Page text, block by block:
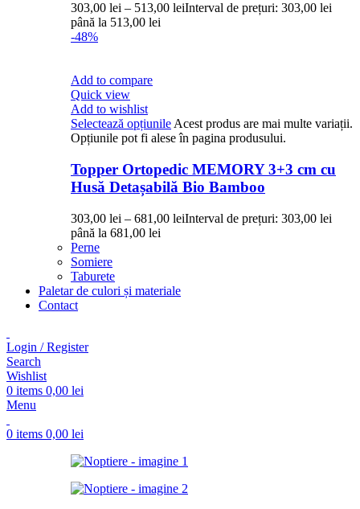
303,00 lei – 513,00 leiInterval de prețuri: 303,00 lei
până la 513,00 lei
-48%
Add to compare
Quick view
Add to wishlist
Selectează opțiunileAcest produs are mai multe variații.
Opțiunile pot fi alese în pagina produsului.
Topper Ortopedic MEMORY 3+3 cm cu
Husă Detașabilă Bio Bamboo
303,00 lei – 681,00 leiInterval de prețuri: 303,00 lei
până la 681,00 lei
Perne
Somiere
Taburete
Paletar de culori și materiale
Contact
Login / Register
Search
Wishlist
0 items 0,00 lei
Menu
0 items 0,00 lei